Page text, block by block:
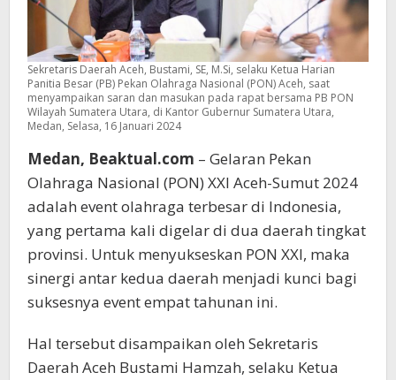
Sekretaris Daerah Aceh, Bustami, SE, M.Si, selaku Ketua Harian
Panitia Besar (PB) Pekan Olahraga Nasional (PON) Aceh, saat
menyampaikan saran dan masukan pada rapat bersama PB PON
Wilayah Sumatera Utara, di Kantor Gubernur Sumatera Utara,
Medan, Selasa, 16 Januari 2024
Medan, Beaktual.com – Gelaran Pekan
Olahraga Nasional (PON) XXI Aceh-Sumut 2024
adalah event olahraga terbesar di Indonesia,
yang pertama kali digelar di dua daerah tingkat
provinsi. Untuk menyukseskan PON XXI, maka
sinergi antar kedua daerah menjadi kunci bagi
suksesnya event empat tahunan ini.
Hal tersebut disampaikan oleh Sekretaris
Daerah Aceh Bustami Hamzah, selaku Ketua